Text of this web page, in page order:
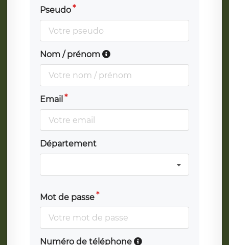
Pseudo
Nom / prénom
Email
Département
Mot de passe
Numéro de téléphone